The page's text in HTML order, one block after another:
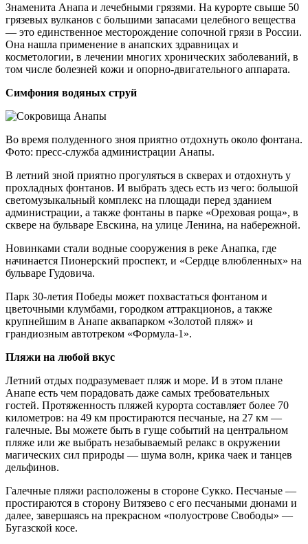
Знаменита Анапа и лечебными грязями. На курорте свыше 50
грязевых вулканов с большими запасами целебного вещества
— это единственное месторождение сопочной грязи в России.
Она нашла применение в анапских здравницах и
косметологии, в лечении многих хронических заболеваний, в
том числе болезней кожи и опорно-двигательного аппарата.
Симфония водяных струй
Во время полуденного зноя приятно отдохнуть около фонтана.
Фото: пресс-служба администрации Анапы.
В летний зной приятно прогуляться в скверах и отдохнуть у
прохладных фонтанов. И выбрать здесь есть из чего: большой
светомузыкальный комплекс на площади перед зданием
администрации, а также фонтаны в парке «Ореховая роща», в
сквере на бульваре Евскина, на улице Ленина, на набережной.
Новинками стали водные сооружения в реке Анапка, где
начинается Пионерский проспект, и «Сердце влюбленных» на
бульваре Гудовича.
Парк 30-летия Победы может похвастаться фонтаном и
цветочными клумбами, городком аттракционов, а также
крупнейшим в Анапе аквапарком «Золотой пляж» и
грандиозным автотреком «Формула-1».
Пляжи на любой вкус
Летний отдых подразумевает пляж и море. И в этом плане
Анапе есть чем порадовать даже самых требовательных
гостей. Протяженность пляжей курорта составляет более 70
километров: на 49 км простираются песчаные, на 27 км —
галечные. Вы можете быть в гуще событий на центральном
пляже или же выбрать незабываемый релакс в окружении
магических сил природы — шума волн, крика чаек и танцев
дельфинов.
Галечные пляжи расположены в стороне Сукко. Песчаные —
простираются в сторону Витязево с его песчаными дюнами и
далее, завершаясь на прекрасном «полуострове Свободы» —
Бугазской косе.